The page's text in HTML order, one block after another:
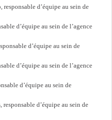
d’équipe au sein de
d’équipe au sein de l’agence
d’équipe au sein de
d’équipe au sein de l’agence
d’équipe au sein de
responsable d’équipe au sein de